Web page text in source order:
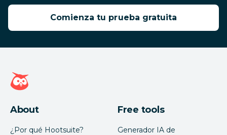
Comienza tu prueba gratuita
Página de inicio de Hootsuite
About
¿Por qué Hootsuite?
Free tools
Generador IA de